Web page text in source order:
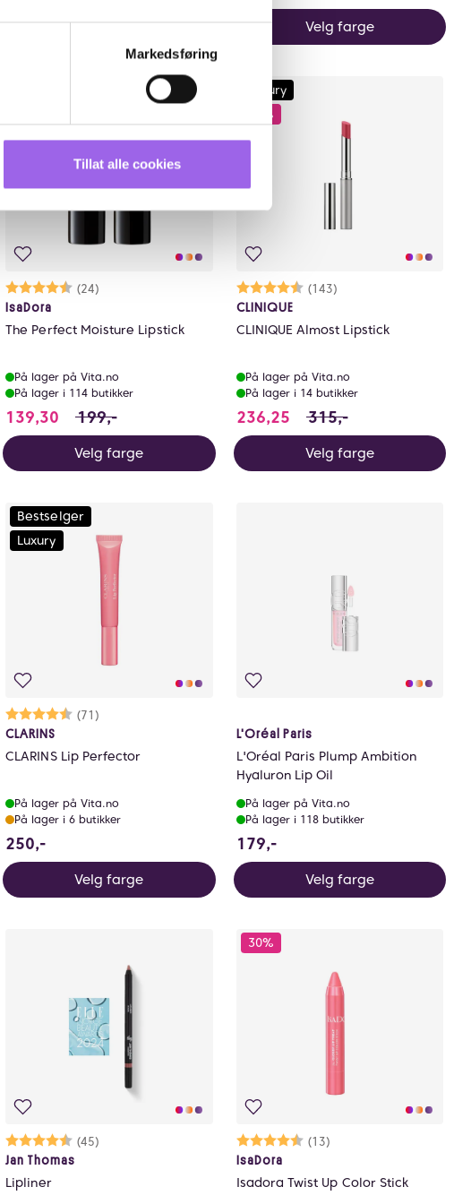
Markedsføring
Tillat alle cookies
Kjøp Velg farge
Karakter:
(24)
4.4 av 5 mulige
IsaDora
The Perfect Moisture Lipstick
På lager på Vita.no
På lager i 114 butikker
139,30 139.3 i stedet for 199 NOK, du sparer
199,-
Velg farge
Luxury
25%
Karakter:
(143)
4.5 av 5 mulige
CLINIQUE
CLINIQUE Almost Lipstick
På lager på Vita.no
På lager i 14 butikker
236,25 236.25 i stedet for 315
315,-
Velg farge
Bestselger
Luxury
Karakter:
(71)
4.7 av 5 mulige
CLARINS
CLARINS Lip Perfector
På lager på Vita.no
På lager i 6 butikker
250,-
Velg farge
L'Oréal Paris
L'Oréal Paris Plump Ambition
Hyaluron Lip Oil
På lager på Vita.no
På lager i 118 butikker
179,-179 NOK
Velg farge
Karakter:
(45)
4.4 av 5 mulige
Jan Thomas
Lipliner
30%
Karakter:
(13)
4.5 av 5 mulige
IsaDora
Isadora Twist Up Color Stick